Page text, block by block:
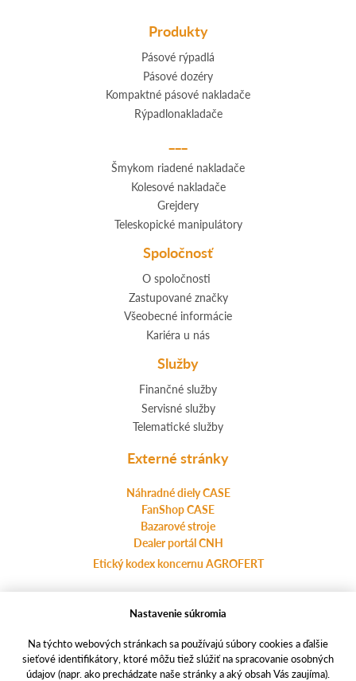
Produkty
Pásové rýpadlá
Pásové dozéry
Kompaktné pásové nakladače
Rýpadlonakladače
Šmykom riadené nakladače
Kolesové nakladače
Grejdery
Teleskopické manipulátory
Spoločnosť
O spoločnosti
Zastupované značky
Všeobecné informácie
Kariéra u nás
Služby
Finančné služby
Servisné služby
Telematické služby
Externé stránky
Náhradné diely CASE
FanShop CASE
Bazarové stroje
Dealer portál CNH
Etický kodex koncernu AGROFERT
Ochrana osobných údajov
agrotec.cz
a-finance.cz
casece.com
Nastavenie súkromia
Na týchto webových stránkach sa používajú súbory cookies a ďalšie
sieťové identifikátory, ktoré môžu tiež slúžiť na spracovanie osobných
údajov (napr. ako prechádzate naše stránky a aký obsah Vás zaujíma).